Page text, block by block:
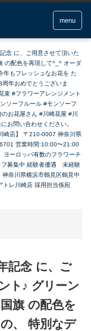
menu
念 に、ご用意させて頂いた
の配色を再現して^_^ オーダ
年もフレッシュなお花を た
年おめでとうございま
束 #フラワーアレンジメント
ソーフルール #モンソーフ
お花屋さん #川崎花屋 #川
お問い合わせください。
】 〒210-0007 神奈川県
営業時間:10:00〜21:00
ロッパ有数のフラワーチ
募集中 経験者優遇 未経験
奈川県横浜市鶴見区鶴見中
トレ川崎店 採用担当係宛
記念 に、ご
ト♪ グリーン
旗 の配色を
、 特別なデ